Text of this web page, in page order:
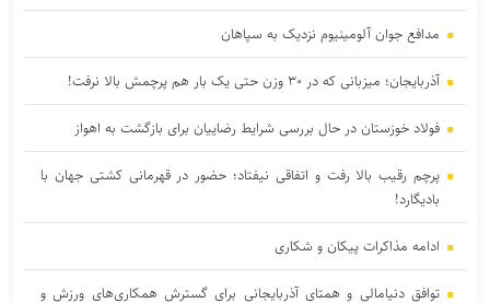
مدافع جوان آلومینیوم نزدیک به سپاهان
آذربایجان؛ میزبانی که در ۳۰ وزن حتی یک بار هم پرچمش بالا نرفت!
فولاد خوزستان در حال بررسی شرایط رضاییان برای بازگشت به اهواز
پرچم رقیب بالا رفت و اتفاقی نیفتاد؛ حضور در قهرمانی کشتی جهان با
بادیگارد!
ادامه مذاکرات پیکان و شکاری
توافق دنیامالی و همتای آذربایجانی برای گسترش همکاری‌های ورزش و